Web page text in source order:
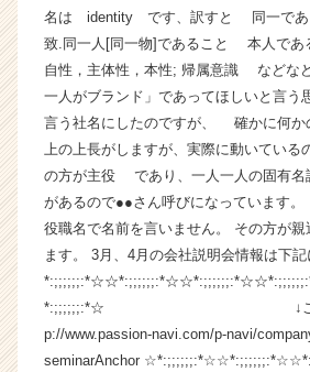
ン
チ
ー・
成
長
企
業
か
ら
カ
ウ
が
届
名は identity です、訳すと 同一であ
致.同一人[同一物]であること 本人であ
自性，主体性，本性; 帰属意識 などな
一人がブランド」であってほしいと言
言う社名にしたのですが、 確かに何か
上の上長がしますが、実際に動いている
の方が主役 であり、一人一人の固有名
があるので●●さん呼びになっています。
役職名で名前を言いません。 その方が
ます。 3月、4月の会社説明会情報は下
*:;;;;;;:*☆ ↓ご予約は
p://www.passion-navi.com/p-navi/
seminarAnchor